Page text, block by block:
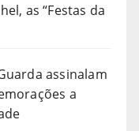
as “Festas da
assinalam
a